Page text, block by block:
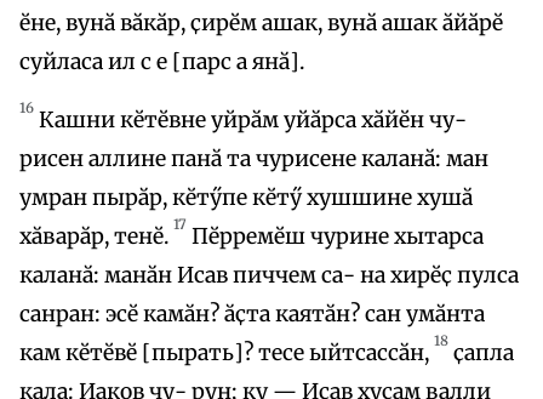
ӗне, вунӑ вӑкӑр, ҫирӗм ашак, вунӑ ашак ӑйӑрӗ
суйласа ил с е [парс а янӑ].
16 Кашни кӗтӗвне уйрӑм уйӑрса хӑйӗн чу-
рисен аллине панӑ та чурисене каланӑ: ман
умран пырӑр, кӗтӳпе кӗтӳ хушшине хушӑ
хӑварӑр, тенӗ. 17 Пӗрремӗш чурине хытарса
каланӑ: манӑн Исав пиччем са- на хирӗҫ пулса
санран: эсӗ камӑн? ӑҫта каятӑн? сан умӑнта
кам кӗтӗвӗ [пырать]? тесе ыйтсассӑн, 18 ҫапла
кала: Иаков чу- рун; ку — Исав хуҫам валли